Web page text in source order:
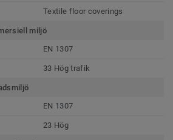
Textile floor coverings
miljö
EN 1307
33 Hög trafik
EN 1307
23 Hög